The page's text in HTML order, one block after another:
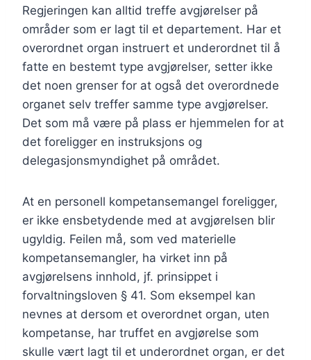
Regjeringen kan alltid treffe avgjørelser på
områder som er lagt til et departement. Har et
overordnet organ instruert et underordnet til å
fatte en bestemt type avgjørelser, setter ikke
det noen grenser for at også det overordnede
organet selv treffer samme type avgjørelser.
Det som må være på plass er hjemmelen for at
det foreligger en instruksjons og
delegasjonsmyndighet på området.
At en personell kompetansemangel foreligger,
er ikke ensbetydende med at avgjørelsen blir
ugyldig. Feilen må, som ved materielle
kompetansemangler, ha virket inn på
avgjørelsens innhold, jf. prinsippet i
forvaltningsloven § 41. Som eksempel kan
nevnes at dersom et overordnet organ, uten
kompetanse, har truffet en avgjørelse som
skulle vært lagt til et underordnet organ, er det